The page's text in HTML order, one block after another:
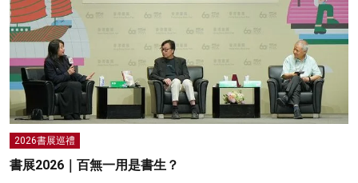
2026書展巡禮
書展2026｜百無一用是書生？